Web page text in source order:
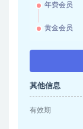
年费会员
黄金会员
其他信息
有效期